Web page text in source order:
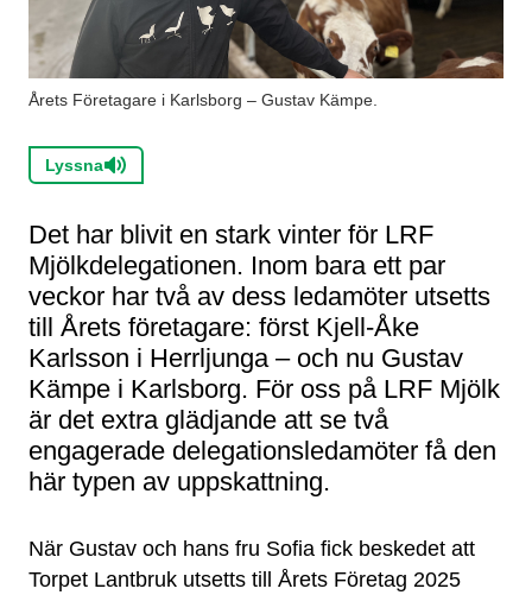
Årets Företagare i Karlsborg – Gustav Kämpe.
Lyssna
Det har blivit en stark vinter för LRF
Mjölkdelegationen. Inom bara ett par
veckor har två av dess ledamöter utsetts
till Årets företagare: först Kjell-Åke
Karlsson i Herrljunga – och nu Gustav
Kämpe i Karlsborg. För oss på LRF Mjölk
är det extra glädjande att se två
engagerade delegationsledamöter få den
här typen av uppskattning.
När Gustav och hans fru Sofia fick beskedet att
Torpet Lantbruk utsetts till Årets Företag 2025